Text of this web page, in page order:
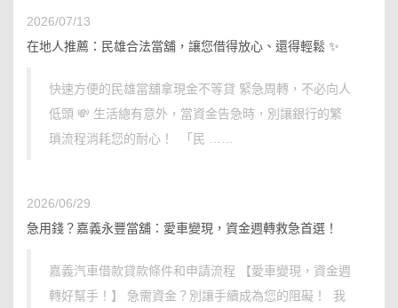
2026/07/13
在地人推薦：民雄合法當舖，讓您借得放心、還得輕鬆 ✨
快速方便的民雄當舖拿現金不等貸 緊急周轉，不必向人
低頭 💸 生活總有意外，當資金告急時，別讓銀行的繁
瑣流程消耗您的耐心！ 「民 ……
2026/06/29
急用錢？嘉義永豐當舖：愛車變現，資金週轉救急首選！
嘉義汽車借款貸款條件和申請流程 【愛車變現，資金週
轉好幫手！】 急需資金？別讓手續成為您的阻礙！ 我